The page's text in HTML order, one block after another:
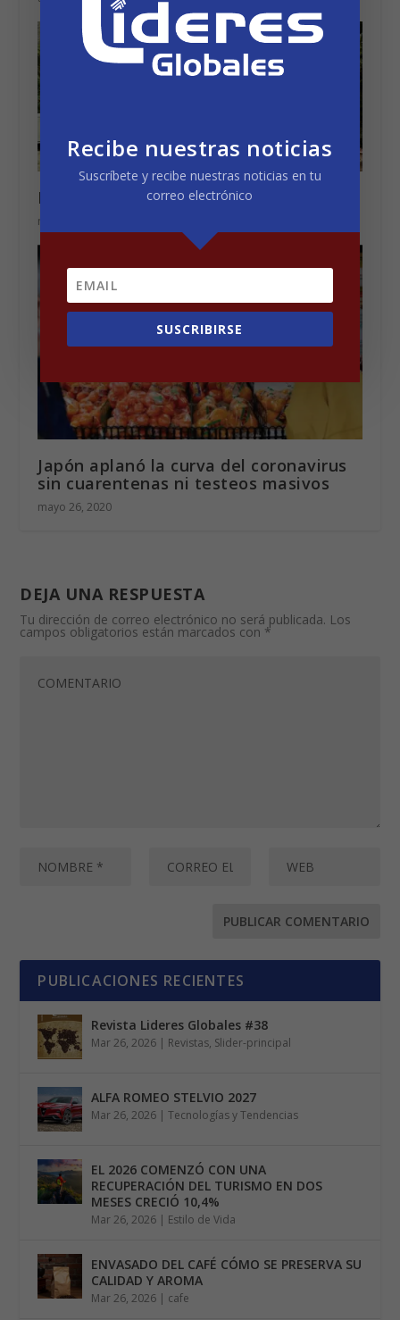
Municipalidad territorios indígenas
marzo 23, 2020
Japón aplanó la curva del coronavirus
sin cuarentenas ni testeos masivos
mayo 26, 2020
DEJA UNA RESPUESTA
Tu dirección de correo electrónico no será publicada. Los
campos obligatorios están marcados con *
PUBLICACIONES RECIENTES
Revista Lideres Globales #38
Mar 26, 2026 | Revistas, Slider-principal
ALFA ROMEO STELVIO 2027
Mar 26, 2026 |Tecnologías y Tendencias
EL 2026 COMENZÓ CON UNA
RECUPERACIÓN DEL TURISMO EN DOS
MESES CRECIÓ 10,4%
Mar 26, 2026 | Estilo de Vida
ENVASADO DEL CAFÉ CÓMO SE PRESERVA SU
CALIDAD Y AROMA
Mar 26, 2026 | cafe
Recibe nuestras noticias
Suscríbete y recibe nuestras noticias en tu
correo electrónico
SUSCRIBIRSE